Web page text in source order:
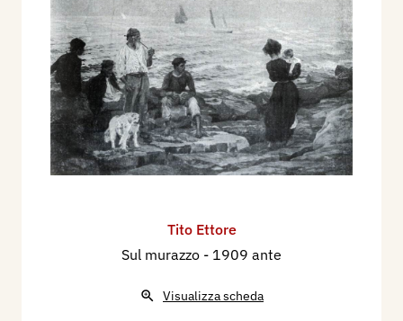
Tito Ettore
Sul murazzo - 1909 ante
Visualizza scheda